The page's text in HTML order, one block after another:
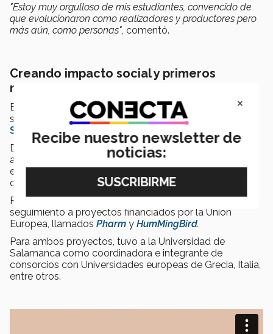
"Estoy muy orgulloso de mis estudiantes, convencido de
que evolucionaron como realizadores y productores pero
más aún, como personas" , comentó.
Creando impacto social y primeros
resultados
Barradas-Gurruchaga realizó en 2022 una estancia
sabática de investigación en laUniversidad de
Salamancaen España.
Durante su estadía colaboró de forma paralela con la
asociación
Salamanca Acogeimpartiendo clases en
español a extranjeros, talleres de comunicación y en
ciclos de cine.
Realizó dos cortometrajes documentales en
seguimiento a proyectos financiados por la Unión
Europea, llamados Pharm y HumMingBird.
Para ambos proyectos, tuvo a la Universidad de
Salamanca como coordinadora e integrante de
consorcios con Universidades europeas de Grecia, Italia,
entre otros.
×
Recibe nuestro newsletter de
noticias: